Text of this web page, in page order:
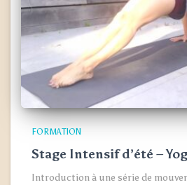
FORMATION
Stage Intensif d’été –
Introduction à une série de